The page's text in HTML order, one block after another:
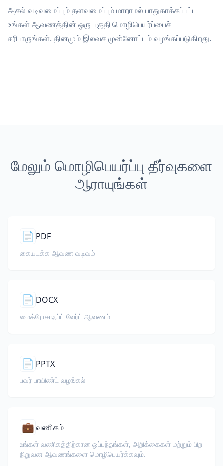
அசல் வடிவமைப்பும் தளவமைப்பும் மாறாமல் பாதுகாக்கப்பட்ட
உங்கள் ஆவணத்தின் ஒரு பகுதி மொழிபெயர்ப்பைச்
சரிபாருங்கள். தினமும் இலவச முன்னோட்டம் வழங்கப்படுகிறது.
மேலும் மொழிபெயர்ப்பு தீர்வுகளை
ஆராயுங்கள்
📄 PDF
கையடக்க ஆவண வடிவம்
📄 DOCX
மைக்ரோசாஃப்ட் வேர்ட் ஆவணம்
📄 PPTX
பவர் பாயிண்ட் வழங்கல்
💼வணிகம்
உங்கள் வணிகத்திற்கான ஒப்பந்தங்கள், அறிக்கைகள் மற்றும் பிற
நிறுவன ஆவணங்களை மொழிபெயர்க்கவும்.